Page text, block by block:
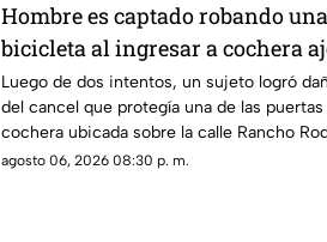
Hombre es captado robando una
bicicleta al ingresar a cochera
calle Rancho Rodeo
Luego de dos intentos, un sujeto logró
del cancel que protegía una de las
cochera ubicada sobre la calle Rancho
que le permitió ingresar al inmueble.
agosto 06, 2026 08:30 p. m.